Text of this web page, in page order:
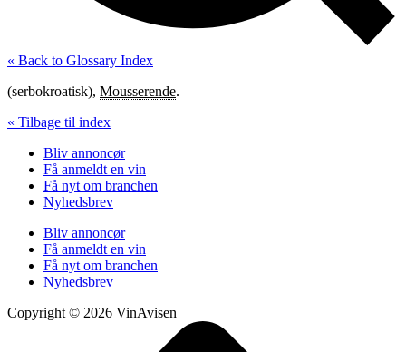
« Back to Glossary Index
(serbokroatisk), Mousserende.
« Tilbage til index
Bliv annoncør
Få anmeldt en vin
Få nyt om branchen
Nyhedsbrev
Bliv annoncør
Få anmeldt en vin
Få nyt om branchen
Nyhedsbrev
Copyright © 2026 VinAvisen